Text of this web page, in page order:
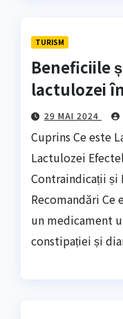
TURISM
Beneficiile
lactulozei
29 MAI 2024
Cuprins Ce este
Lactulozei
Contraindicații și
Recomandări Ce
un medicament
constipației și